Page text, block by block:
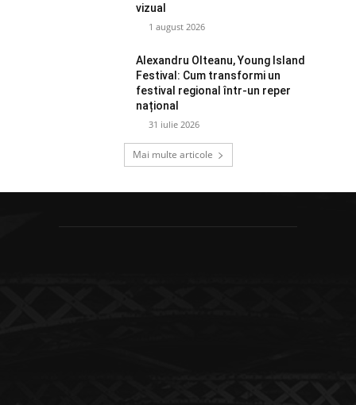
vizual
1 august 2026
Alexandru Olteanu, Young Island
Festival: Cum transformi un
festival regional într-un reper
național
31 iulie 2026
Mai multe articole